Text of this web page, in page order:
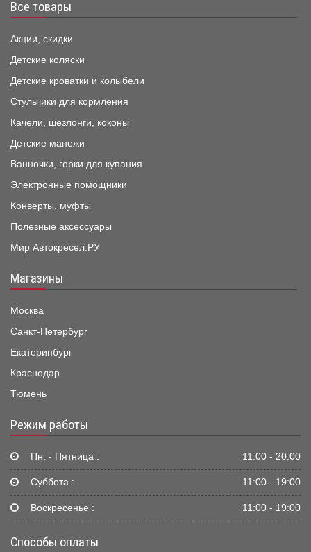
Все товары
Акции, скидки
Детские коляски
Детские кроватки и колыбели
Стульчики для кормления
Качели, шезлонги, коконы
Детские манежи
Ванночки, горки для купания
Электронные помощники
Конверты, муфты
Полезные аксессуары
Мир Автокресел.РУ
Магазины
Москва
Санкт-Петербург
Екатеринбург
Краснодар
Тюмень
Режим работы
Пн. - Пятница : 11:00 - 20:00
Суббота : 11:00 - 19:00
Воскресенье : 11:00 - 19:00
Способы оплаты